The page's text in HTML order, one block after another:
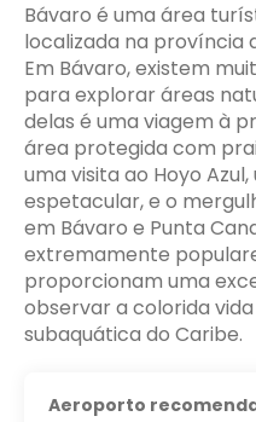
Bávaro é uma área
localizada na província
Em Bávaro, existem
para explorar áreas
delas é uma viagem à
área protegida com
uma visita ao Hoyo
espetacular, e o
em Bávaro e Punta
extremamente
proporcionam uma
observar a colorida
subaquática do Caribe.
Aeroporto